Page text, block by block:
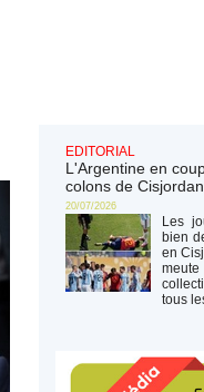
EDITORIAL
L'Argentine en
colons de
20/07/2026
Les
bien
en
tous